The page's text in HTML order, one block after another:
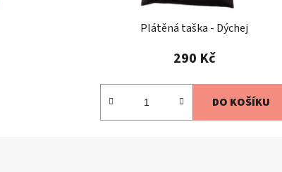
Plátěná taška - Dýchej
290 Kč
DO KOŠÍKU